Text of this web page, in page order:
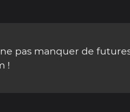
pas manquer de
!